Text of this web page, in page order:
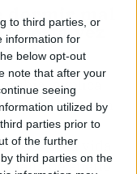
to third parties, or
information for
below opt-out
note that after your
seeing
utilized by
parties prior to
of the further
third parties on the
dormir mal
esta vez
explica
ensayos en
solo cuatro
no es la vida
falta de sueño